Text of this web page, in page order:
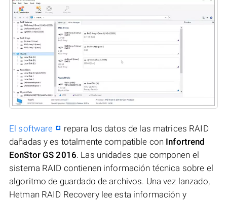
El software
repara los datos de las matrices RAID
dañadas y es totalmente compatible con Infortrend
EonStor GS 2016. Las unidades que componen el
sistema RAID contienen información técnica sobre el
algoritmo de guardado de archivos. Una vez lanzado,
Hetman RAID Recovery lee esta información y